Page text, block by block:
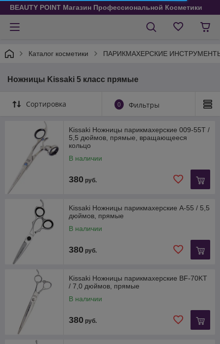
BEAUTY POINT Магазин Профессиональной Косметики
Каталог косметики ПАРИКМАХЕРСКИЕ
Ножницы Kissaki 5 класс прямые
Сортировка 0 Фильтры
Kissaki Ножницы парикмахерские 009-55T /
5,5 дюймов, прямые, вращающееся
кольцо
В наличии
380 руб.
Kissaki Ножницы парикмахерские A-55 / 5,5
дюймов, прямые
В наличии
380 руб.
Kissaki Ножницы парикмахерские BF-70KT
/ 7,0 дюймов, прямые
В наличии
380 руб.